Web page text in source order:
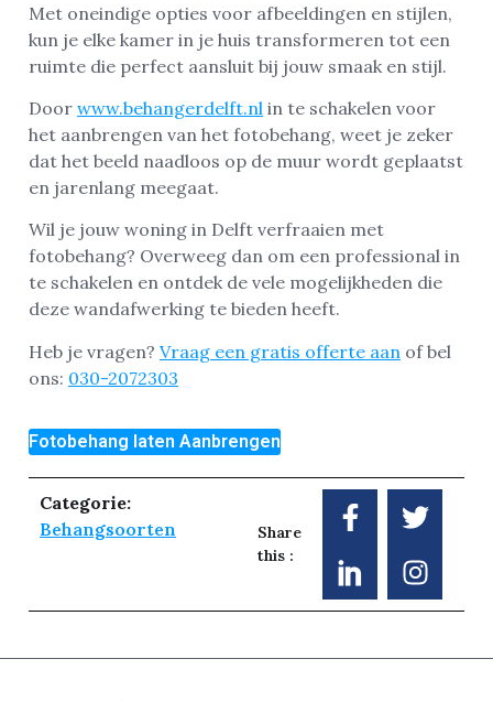
Met oneindige opties voor afbeeldingen en stijlen,
kun je elke kamer in je huis transformeren tot een
ruimte die perfect aansluit bij jouw smaak en stijl.
Door www.behangerdelft.nl in te schakelen voor
het aanbrengen van het fotobehang, weet je zeker
dat het beeld naadloos op de muur wordt geplaatst
en jarenlang meegaat.
Wil je jouw woning in Delft verfraaien met
fotobehang? Overweeg dan om een professional in
te schakelen en ontdek de vele mogelijkheden die
deze wandafwerking te bieden heeft.
Heb je vragen? Vraag een gratis offerte aan of bel
ons: 030-2072303
Fotobehang laten Aanbrengen
Categorie:
Behangsoorten
Share
this :